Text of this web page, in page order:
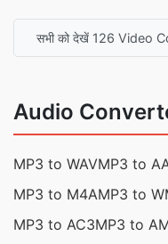
सभी को देखें 126 Video
Audio
MP3 to WAVMP3 to
MP3 to M4AMP3 to
MP3 to AC3MP3 to